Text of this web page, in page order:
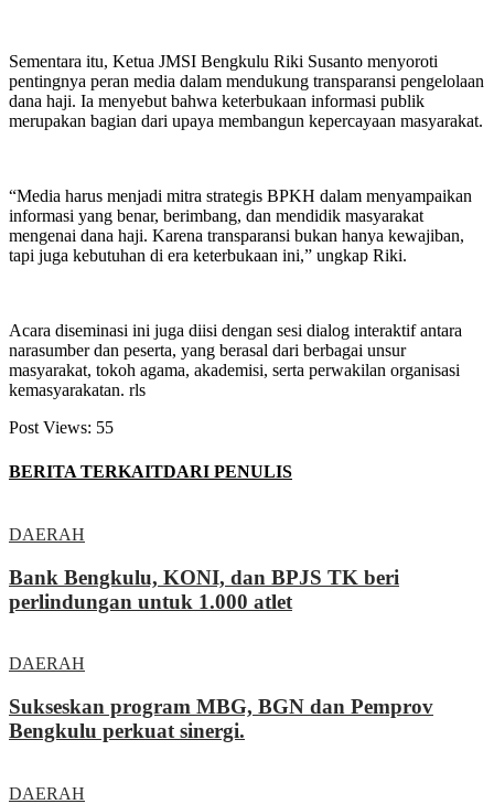
Sementara itu, Ketua JMSI Bengkulu Riki Susanto menyoroti
pentingnya peran media dalam mendukung transparansi pengelolaan
dana haji. Ia menyebut bahwa keterbukaan informasi publik
merupakan bagian dari upaya membangun kepercayaan masyarakat.
“Media harus menjadi mitra strategis BPKH dalam menyampaikan
informasi yang benar, berimbang, dan mendidik masyarakat
mengenai dana haji. Karena transparansi bukan hanya kewajiban,
tapi juga kebutuhan di era keterbukaan ini,” ungkap Riki.
Acara diseminasi ini juga diisi dengan sesi dialog interaktif antara
narasumber dan peserta, yang berasal dari berbagai unsur
masyarakat, tokoh agama, akademisi, serta perwakilan organisasi
kemasyarakatan. rls
Post Views: 55
BERITA TERKAITDARI PENULIS
DAERAH
Bank Bengkulu, KONI, dan BPJS TK beri
perlindungan untuk 1.000 atlet
DAERAH
Sukseskan program MBG, BGN dan Pemprov
Bengkulu perkuat sinergi.
DAERAH